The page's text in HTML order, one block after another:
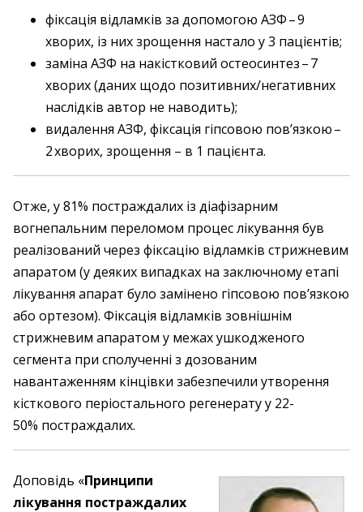
фіксація відламків за допомогою АЗФ – ​9
хворих, із них зрощення настало у 3 пацієнтів;
заміна АЗФ на накістковий остеосинтез – ​7
хворих (даних щодо позитивних/негативних
наслідків автор не наводить);
видалення АЗФ, фіксація гіпсовою пов’язкою – ​
2 хворих, зрощення – в 1 пацієнта.
Отже, у 81% постраждалих із діафізарним
вогнепальним переломом процес лікування був
реалізований через фіксацію відламків стрижневим
апаратом (у деяких випадках на заключному етапі
лікування апарат було замінено гіпсовою пов’язкою
або ортезом). Фіксація відламків зовнішнім
стрижневим апаратом у межах ушкодженого
сегмента при сполученні з дозованим
навантаженням кінцівки забезпечили утворення
кісткового періостального регенерату у 22-
50% постраждалих.
Доповідь «Принципи
лікування постраждалих